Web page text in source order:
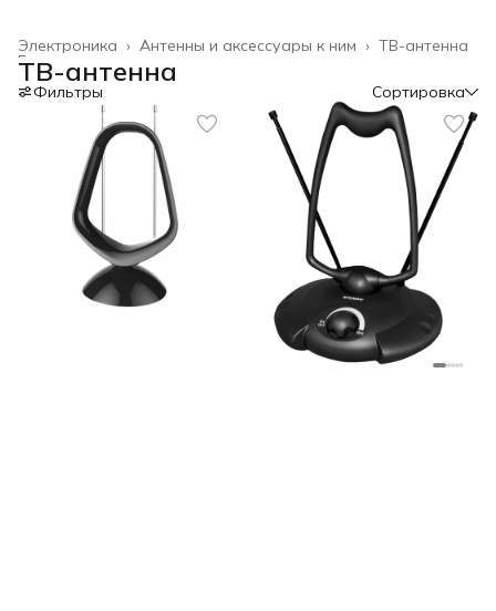
ТВ-антенна
Антенны и аксессуары к ним ›
Электроника ›
Главная
ТВ-антенна
Фильтры Сортировка